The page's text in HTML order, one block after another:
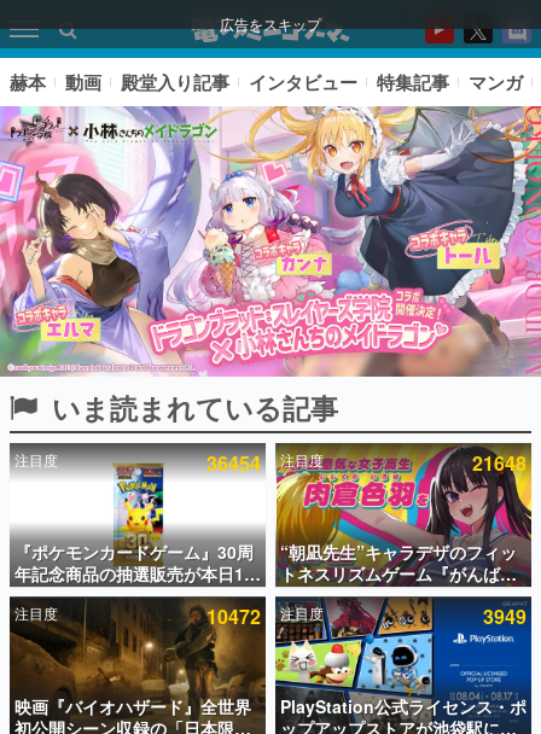
広告をスキップ
ピックアップ
電ファミのいま読まれている記事ランキング
アプリセール情報
インタビュー
連載・特集一覧
殿堂入り記事
SNS拡散数が数千以上！ ページビュー数万以上！ などな
ど。多くの人々に読まれた、電ファミ渾身の“殿堂入り”記
赫本 動画 殿堂入り記事 インタビュー 特集記事 マンガ
いま読まれている記事
注目度 36454
『ポケモンカードゲーム』30周
年記念商品の抽選販売が本日12
時より開始。拡張パック「30th
CELEBRATION」のボックス
に、「プレミアムデッキセット
エーフィ・ブラッキー」
「FUTURISTIC BOX」の計3商
品
注目度 21648
“朝凪先生”キャラデザのフィッ
トネスリズムゲーム『がんば
れ！チアリズム』Steamストア
ページが公開。キャラクターの
CVは陽向葵ゅかさん
注目度 10472
映画『バイオハザード』全世界
初公開シーン収録の「日本限
注目度 3949
PlayStation公式ライセンス・ポ
ップアップストアが池袋駅にて